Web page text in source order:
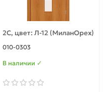
2С, цвет: Л-12 (МиланОрех)
010-0303
В наличии ✓